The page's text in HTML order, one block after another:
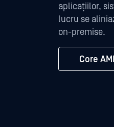
aplicațiilor,
lucru se
on-premise.
Core